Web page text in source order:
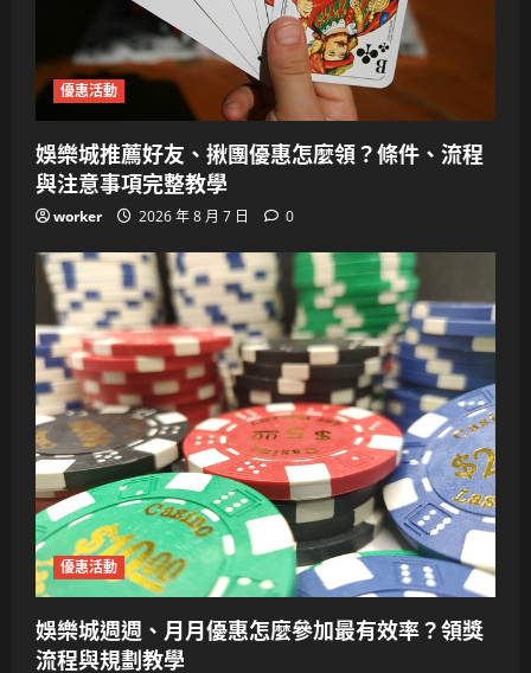
優惠活動
娛樂城推薦好友、揪團優惠怎麼領？條件、流程
與注意事項完整教學
worker 2026 年 8 月 7 日 0
優惠活動
娛樂城週週、月月優惠怎麼參加最有效率？領獎
流程與規劃教學